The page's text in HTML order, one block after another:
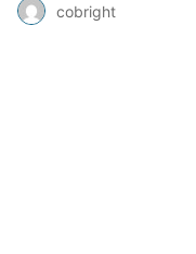
cobright